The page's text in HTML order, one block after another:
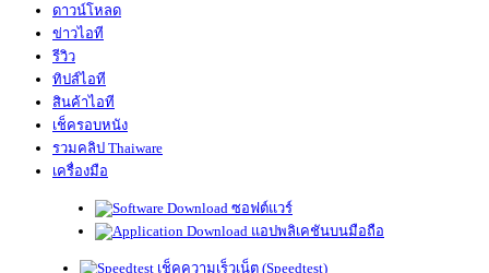
ดาวน์โหลด
ข่าวไอที
รีวิว
ทิปส์ไอที
สินค้าไอที
เช็ครอบหนัง
รวมคลิป Thaiware
เครื่องมือ
ซอฟต์แวร์
แอปพลิเคชันบนมือถือ
เช็คความเร็วเน็ต (Speedtest)